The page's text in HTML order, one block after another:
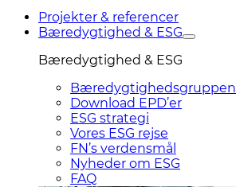
Projekter & referencer
Bæredygtighed & ESG
Bæredygtighed & ESG
Bæredygtighedsgruppen
Download EPD’er
ESG strategi
Vores ESG rejse
FN’s verdensmål
Nyheder om ESG
FAQ